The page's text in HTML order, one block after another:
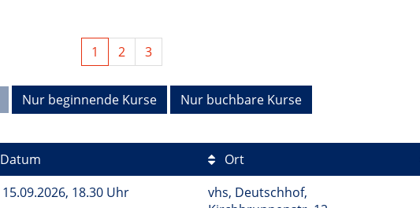
1 2 3
Nur beginnende Kurse Nur buchbare Kurse
Datum Ort
15.09.2026, 18.30 Uhr
vhs, Deutschhof,